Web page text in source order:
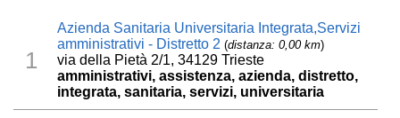
1
Azienda Sanitaria Universitaria Integrata,Servizi
amministrativi - Distretto 2 (distanza: 0,00 km)
via della Pietà 2/1, 34129 Trieste
amministrativi, assistenza, azienda, distretto,
integrata, sanitaria, servizi, universitaria